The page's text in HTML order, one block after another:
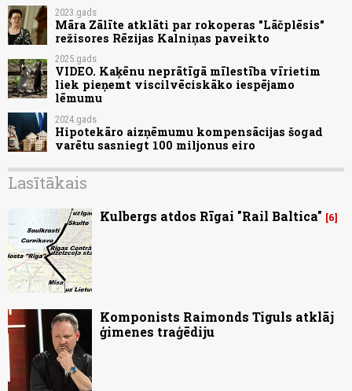
2023.gads
Māra Zālīte atklāti par rokoperas "Lāčplēsis"
režisores Rēzijas Kalniņas paveikto
2025.gads
VIDEO. Kaķēnu neprātīgā mīlestība vīrietim
liek pieņemt viscilvēciskāko iespējamo
lēmumu
2024.gads
Hipotekāro aizņēmumu kompensācijas šogad
varētu sasniegt 100 miljonus eiro
Lasītākais
Kulbergs atdos Rīgai "Rail Baltica" 6
Komponists Raimonds Tiguls atklāj
ģimenes traģēdiju